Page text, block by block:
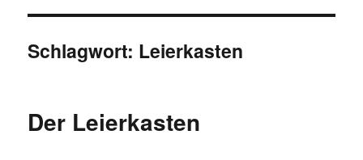
Schlagwort: Leierkasten
Der Leierkasten